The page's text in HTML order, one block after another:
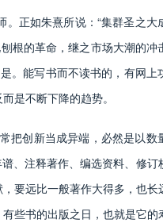
正如朱熹所说：“集群圣之大
根的革命，继之市场大潮的冲
。能写书而不读书的，有网上
是不断下降的趋势。
创新当成异端，必然是以数
、注释著作、编选资料、修订
要远比一般著作大得多，也长
些书的出版之日，也就是它的